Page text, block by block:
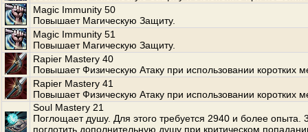
Magic Immunity 50
Повышает Магическую Защиту.
Magic Immunity 51
Повышает Магическую Защиту.
Rapier Mastery 40
Повышает Физическую Атаку при использовании коротких
Rapier Mastery 41
Повышает Физическую Атаку при использовании коротких
Soul Mastery 21
Поглощает душу. Для этого требуется 2940 и более опыта.
поглотить дополнительную душу при критическом